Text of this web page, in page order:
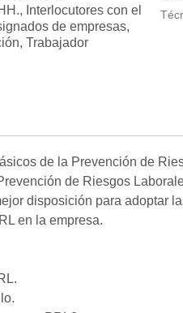
Interlocutores con el
de empresas,
Trabajador
de la Prevención de
de Riesgos
disposición para adoptar
en la empresa.